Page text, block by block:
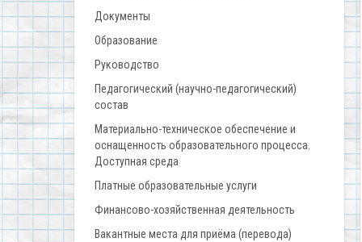
Документы
Образование
Руководство
Педагогический (научно-педагогический)
состав
Материально-техническое обеспечение и
оснащенность образовательного процесса.
Доступная среда
Платные образовательные услуги
Финансово-хозяйственная деятельность
Вакантные места для приёма (перевода)